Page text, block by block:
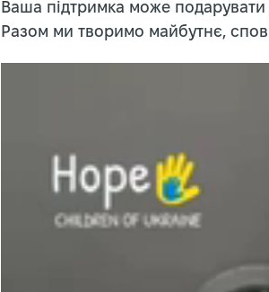
Ваша підтримка може
Разом ми творимо майбутнє,